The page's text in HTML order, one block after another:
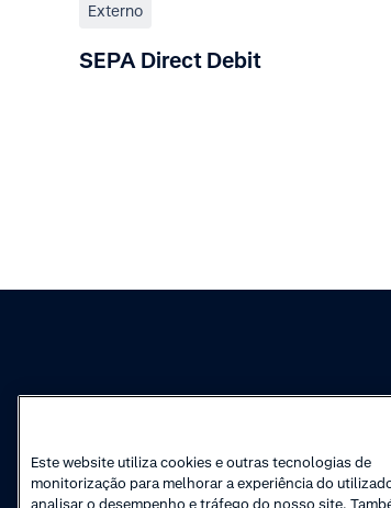
Externo
SEPA Direct Debit
Atualizações de
Vídeos
Este website utiliza cookies e outras tecnologias de
monitorização para melhorar a experiência do
analisar o desempenho e tráfego do nosso site.